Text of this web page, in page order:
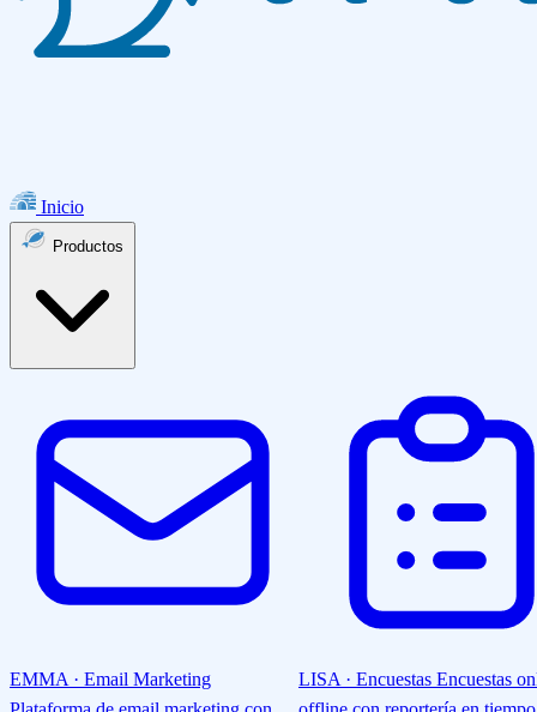
Inicio
EMMA · Email Marketing
LISA · Encuestas Encuestas